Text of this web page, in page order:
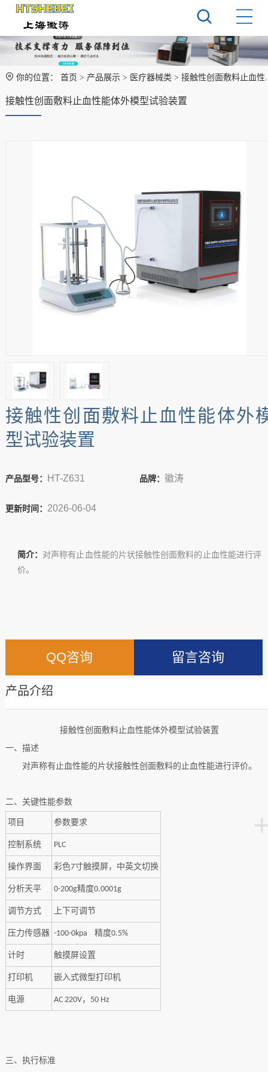
你的位置： 首页 > 产品展示> 医疗器械类 > 接触性创面敷料止血性能体外模型试验装置‌
接触性创面敷料止血性能体外模型试验装置‌
接触性创面敷料止血性能体外
型试验装置‌
产品型号： HT-Z631 品牌： 徽涛
更新时间： 2026-06-04
简介： 对声称有止血性能的片状接触性创面敷料的止血性能进行评
价。
QQ咨询 留言咨询
产品介绍
接触性创面敷料止血性能体外模型试验装置
一、 描述
对声称有止血性能的片状接触性创面敷料的止血性能进行评价。
二、关键性能参数
项目 参数要求
控制系统 PLC
操作界面 彩色7寸触摸屏，中英文切换
分析天平 0-200g精度0.0001g
调节方式 上下可调节
压力传感器 -100-0kpa 精度0.5%
计时 触摸屏设置
打印机 嵌入式微型打印机
电源 AC 220V， 50 Hz
三、 执行标准